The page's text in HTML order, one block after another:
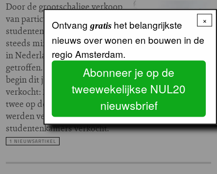
Door de grootschalige verkoop
van particuliere
studentenhuizen komen er
steeds minder studentenkamers
in Nederland. Amsterdam wordt het zwaarst
getroffen. In Amsterdam zijn tussen begin 2024 en
begin dit jaar verreweg de meeste studentenkamers
verkocht: 2.080. Dit is twee keer zoveel als nummer
twee op de lijst: Rotterdam waar 1.025 kamers
werden verkocht. In Utrecht werden 810
studentenkamers verkocht.
1 NIEUWSARTIKEL
×
Ontvang gratishet belangrijkste
nieuws over wonen en bouwen in de
regio Amsterdam.
Abonneer je op de
tweewekelijkse NUL20
nieuwsbrief